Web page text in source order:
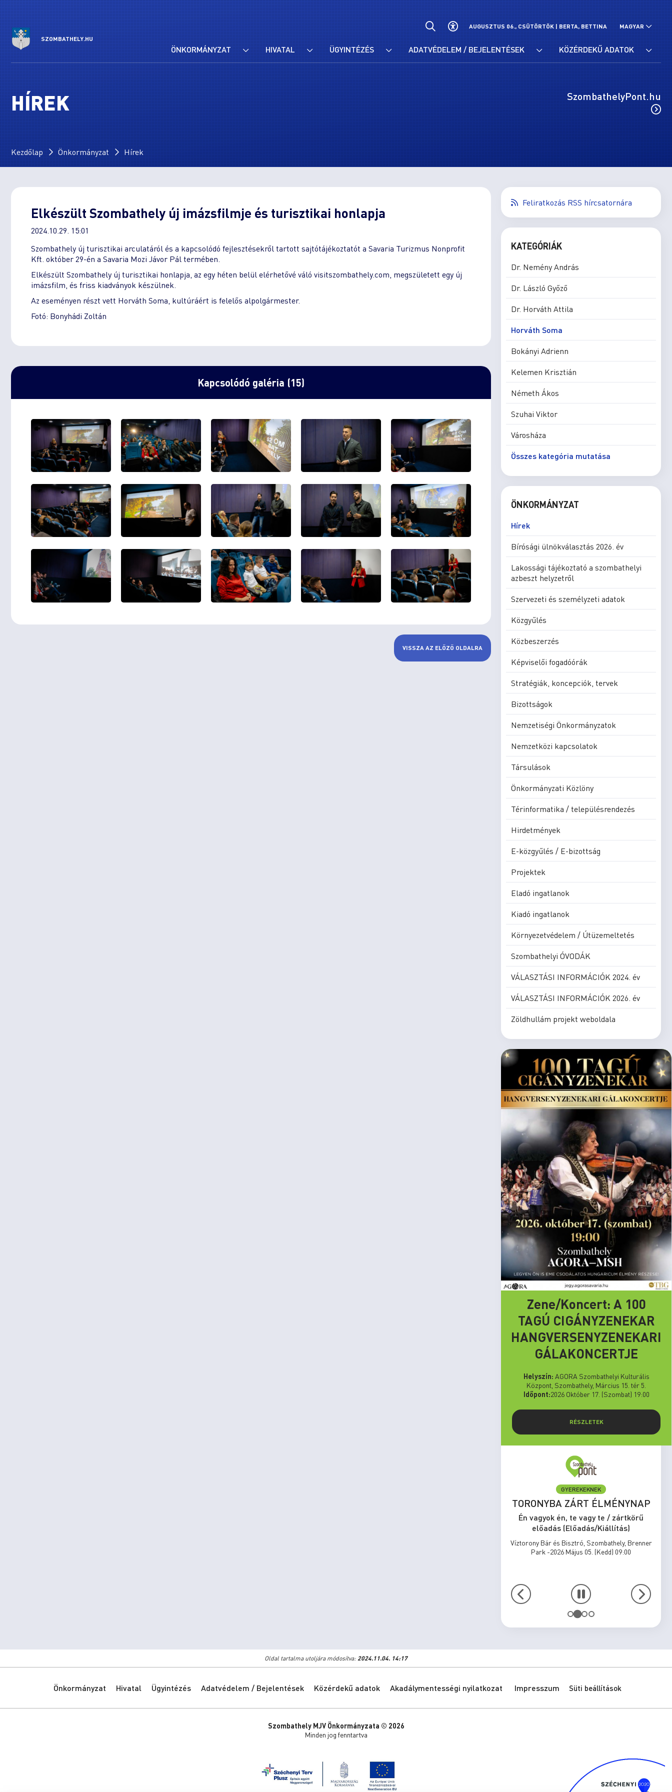
SZOMBATHELY.HU
AUGUSZTUS 06., CSÜTÖRTÖK |BERTA, BETTINA MAGYAR
ÖNKORMÁNYZAT HIVATAL ÜGYINTÉZÉS ADATVÉDELEM / BEJELENTÉSEK KÖZÉRDEKŰ ADATOK
HÍREK SzombathelyPont.hu
Kezdőlap Önkormányzat Hírek
Elkészült Szombathely új imázsfilmje és turisztikai honlapja
2024.10.29. 15:01
Szombathely új turisztikai arculatáról és a kapcsolódó fejlesztésekről tartott sajtótájékoztatót a Savaria Turizmus Nonprofit
Kft. október 29-én a Savaria Mozi Jávor Pál termében.
Elkészült Szombathely új turisztikai honlapja, az egy héten belül elérhetővé váló visitszombathely.com, megszületett egy új
imázsfilm, és friss kiadványok készülnek.
Az eseményen részt vett Horváth Soma, kultúráért is felelős alpolgármester.
Fotó: Bonyhádi Zoltán
Kapcsolódó galéria (15)
VISSZA AZ ELŐZŐ OLDALRA
Feliratkozás RSS hírcsatornára
KATEGÓRIÁK
Dr. Nemény András
Dr. László Győző
Dr. Horváth Attila
Horváth Soma
Bokányi Adrienn
Kelemen Krisztián
Németh Ákos
Szuhai Viktor
Városháza
Összes kategória mutatása
ÖNKORMÁNYZAT
Hírek
Bírósági ülnökválasztás 2026. év
Lakossági tájékoztató a szombathelyi
azbeszt helyzetről
Szervezeti és személyzeti adatok
Közgyűlés
Közbeszerzés
Képviselői fogadóórák
Stratégiák, koncepciók, tervek
Bizottságok
Nemzetiségi Önkormányzatok
Nemzetközi kapcsolatok
Társulások
Önkormányzati Közlöny
Térinformatika / településrendezés
Hirdetmények
E-közgyűlés / E-bizottság
Projektek
Eladó ingatlanok
Kiadó ingatlanok
Környezetvédelem / Útüzemeltetés
Szombathelyi ÓVODÁK
VÁLASZTÁSI INFORMÁCIÓK 2024. év
VÁLASZTÁSI INFORMÁCIÓK 2026. év
Zöldhullám projekt weboldala
Zene/Koncert: A 100
TAGÚ CIGÁNYZENEKAR
HANGVERSENYZENEKARI
GÁLAKONCERTJE
Helyszín: AGORA Szombathelyi Kulturális
Központ, Szombathely, Március 15. tér 5.
Időpont:2026 Október 17. (Szombat) 19:00
RÉSZLETEK
GYEREKEKNEK
TORONYBA ZÁRT ÉLMÉNYNAP
Én vagyok én, te vagy te / zártkörű
előadás (Előadás/Kiállítás)
Víztorony Bár és Bisztró, Szombathely, Brenner
Park -2026 Május 05. (Kedd) 09:00
Oldal tartalma utoljára módosítva: 2024.11.04. 14:17
Önkormányzat Hivatal Ügyintézés Adatvédelem / Bejelentések Közérdekű adatok Akadálymentességi nyilatkozat Impresszum Süti beállítások
Szombathely MJV Önkormányzata © 2026
Minden jog fenntartva